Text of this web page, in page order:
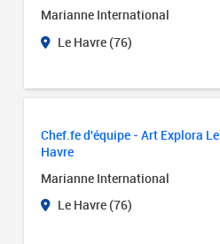
Marianne International
Le Havre (76)
Chef.fe d'équipe - Art Explora Le
Havre
Marianne International
Le Havre (76)